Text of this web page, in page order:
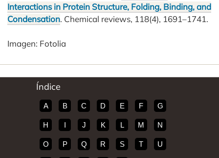
Interactions in Protein Structure, Folding, Binding, and
Condensation. Chemical reviews, 118(4), 1691–1741.
Imagen: Fotolia
Índice
A B C D E F G
H I J K L M N
O P Q R S T U